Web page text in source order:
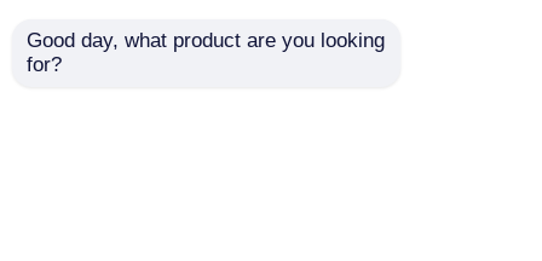
geanodiseerde
aluminiumprofielen
Beste prijs
gemaakte
geextrudeerde
Beste prijs
Good day, what product are you looking
for?